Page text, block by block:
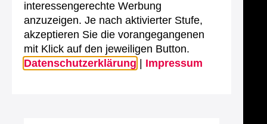
interessengerechte Werbung
anzuzeigen. Je nach aktivierter Stufe,
akzeptieren Sie die vorangegangenen
mit Klick auf den jeweiligen Button.
Datenschutzerklärung
Impressum